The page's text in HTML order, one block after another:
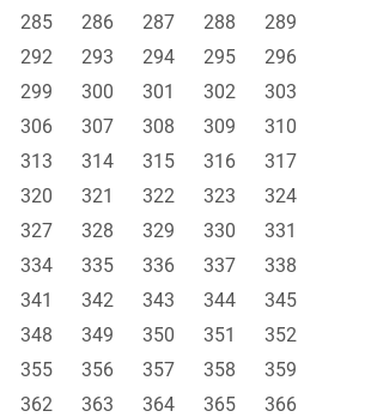
285 286 287 288
289
292 293 294 295
296
299 300 301 302
303
306 307 308 309
310
313 314 315 316
317
320 321 322 323
324
327 328 329 330
331
334 335 336 337
338
341 342 343 344
345
348 349 350 351
352
355 356 357 358
359
362 363 364 365
366